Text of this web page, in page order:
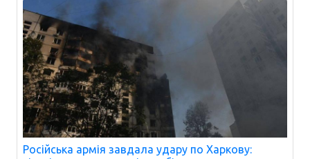
Російська армія завдала удару по Харкову: